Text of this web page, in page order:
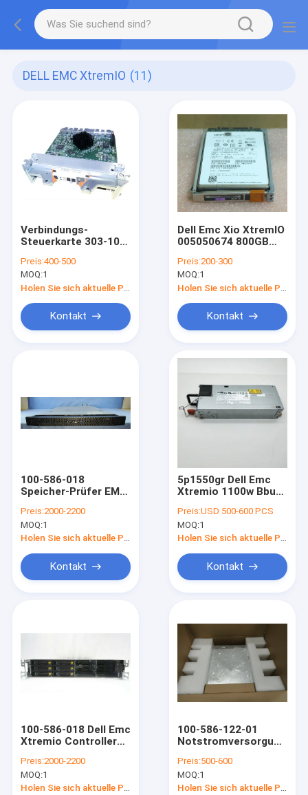
DELL EMC XtremIO (11)
Verbindungs-
Steuerkarte 303-104-
Vipers 6G XtremIO
Emc
Preis:400-500
MOQ:1
Kontakt
Dell Emc Xio XtremIO
005050674 800GB
Festplattenlaufwerk
Dämpfungsregler-
SED-SSD
Preis:200-300
MOQ:1
Kontakt
100-586-018
Speicher-Prüfer EMC
Preis:2000-2200
MOQ:1
Kontakt
5p1550gr Dell Emc
Xtremio 1100w Bbu
000-122-01
Preis:USD 500-600 PCS
MOQ:1
Kontakt
100-586-018 Dell Emc
Xtremio Controller
200GB SSD-Antrieb
2x 900GB HDD
Preis:2000-2200
MOQ:1
Holen Sie sich aktuelle Preis
100-586-122-01
Notstromversorgung
110W Dells EMC
XtremIO BBU
Überziehschutzanlage
Preis:500-600
MOQ:1
Holen Sie sich aktuelle Preis